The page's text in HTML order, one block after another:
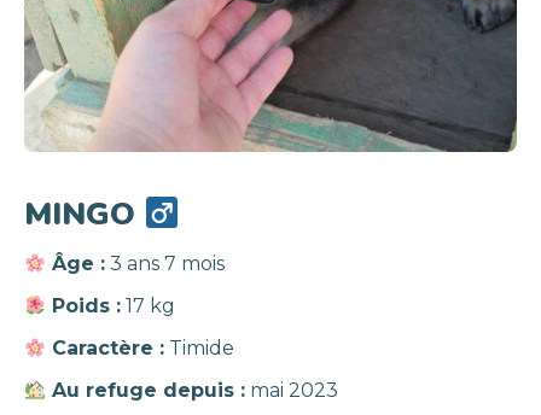
MINGO
Âge : 3 ans 7 mois
Poids : 17 kg
Caractère : Timide
Au refuge depuis : mai 2023